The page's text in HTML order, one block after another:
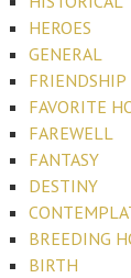
HEROES
GENERAL
FRIENDSHIP
FAVORITE
FAREWELL
FANTASY
DESTINY
BREEDING
BIRTH